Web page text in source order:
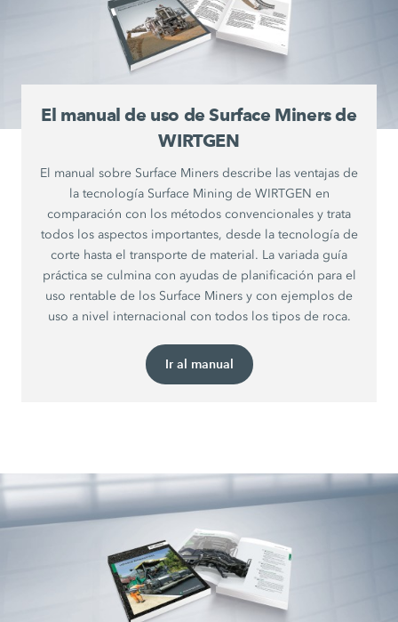
El manual de uso de Surface Miners de
WIRTGEN
El manual sobre Surface Miners describe las ventajas de
la tecnología Surface Mining de WIRTGEN en
comparación con los métodos convencionales y trata
todos los aspectos importantes, desde la tecnología de
corte hasta el transporte de material. La variada guía
práctica se culmina con ayudas de planificación para el
uso rentable de los Surface Miners y con ejemplos de
uso a nivel internacional con todos los tipos de roca.
Ir al manual